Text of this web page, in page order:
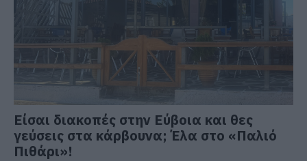
Είσαι διακοπές στην Εύβοια και θες
γεύσεις στα κάρβουνα; Έλα στο «Παλιό
Πιθάρι»!